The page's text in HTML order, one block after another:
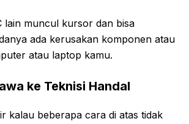
lain muncul kursor dan bisa
ada kerusakan komponen atau
atau laptop kamu.
ke Teknisi Handal
kalau beberapa cara di atas tidak